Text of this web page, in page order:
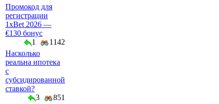
Промокод для
регистрации
1xBet 2026 —
€130 бонус
1
1142
Насколько
реальна ипотека
с
субсидированной
ставкой?
3
851